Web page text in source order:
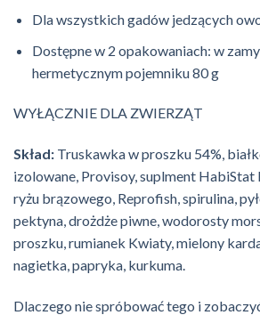
Dla wszystkich gadów jedzących
Dostępne w 2 opakowaniach: w
hermetycznym pojemniku 80 g
WYŁĄCZNIE DLA ZWIERZĄT
Skład: Truskawka w proszku 54%,
izolowane, Provisoy, suplment HabiStat
ryżu brązowego, Reprofish, spirulina,
pektyna, drożdże piwne, wodorosty
proszku, rumianek Kwiaty, mielony
nagietka, papryka, kurkuma.
Dlaczego nie spróbować tego i